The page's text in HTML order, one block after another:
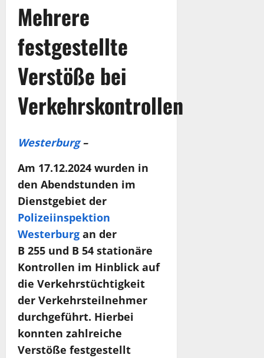
Mehrere
festgestellte
Verstöße bei
Verkehrskontrollen
Westerburg–
Am 17.12.2024 wurden in
den Abendstunden im
Dienstgebiet der
Polizeiinspektion
Westerburg an der
B 255 und B 54 stationäre
Kontrollen im Hinblick auf
die Verkehrstüchtigkeit
der Verkehrsteilnehmer
durchgeführt. Hierbei
konnten zahlreiche
Verstöße festgestellt